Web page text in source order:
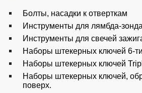
Болты, насадки к отверткам
Инструменты для лямбда-
Инструменты для свечей
Наборы штекерных ключей 6-
Наборы штекерных ключей
Наборы штекерных ключей,
поверх.